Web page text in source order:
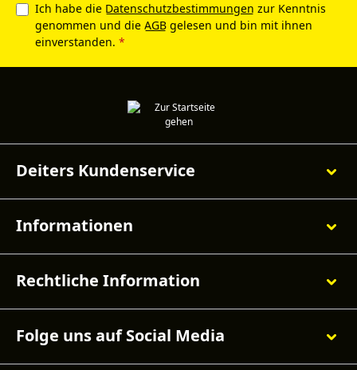
Ich habe die Datenschutzbestimmungen zur Kenntnis
genommen und die AGB gelesen und bin mit ihnen
einverstanden. *
Deiters Kundenservice
Informationen
Rechtliche Information
Folge uns auf Social Media